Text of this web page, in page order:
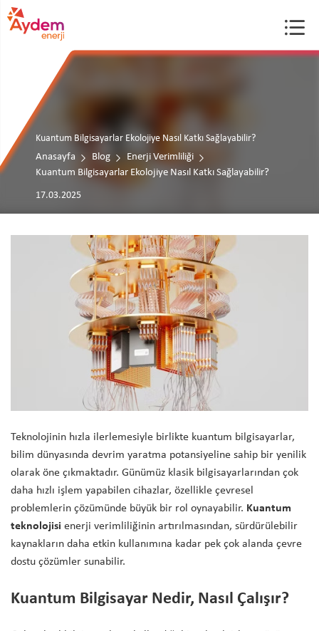
Kuantum Bilgisayarlar Ekolojiye Nasıl Katkı Sağlayabilir?
Anasayfa
Blog
Enerji Verimliliği
Kuantum Bilgisayarlar Ekolojiye Nasıl Katkı Sağlayabilir?
17.03.2025
Teknolojinin hızla ilerlemesiyle birlikte kuantum bilgisayarlar,
bilim dünyasında devrim yaratma potansiyeline sahip bir yenilik
olarak öne çıkmaktadır. Günümüz klasik bilgisayarlarından çok
daha hızlı işlem yapabilen cihazlar, özellikle çevresel
problemlerin çözümünde büyük bir rol oynayabilir. Kuantum
teknolojisi enerji verimliliğinin artırılmasından, sürdürülebilir
kaynakların daha etkin kullanımına kadar pek çok alanda çevre
dostu çözümler sunabilir.
Kuantum Bilgisayar Nedir, Nasıl Çalışır?